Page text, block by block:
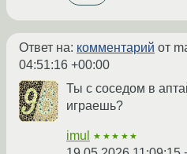
Ответ на: комментарий от
04:51:16 +00:00
Ты с соседом в
играешь?
imul ★★★★★